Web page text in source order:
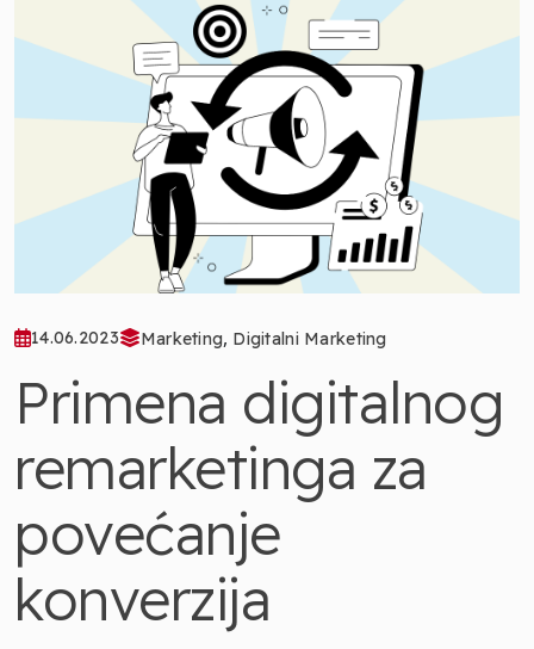
14.06.2023 Marketing, Digitalni Marketing
Primena digitalnog
remarketinga za
povećanje
konverzija